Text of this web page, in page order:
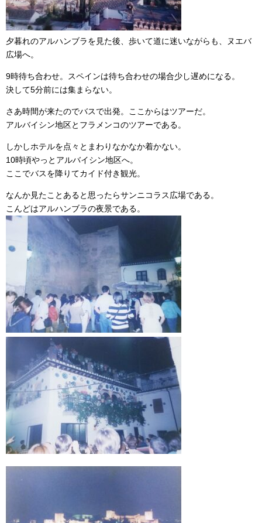
夕暮れのアルハンブラを見た後、歩いて道に迷いながらも、ヌエバ
広場へ。
9時待ち合わせ。スペインは待ち合わせの場合少し遅めになる。
決して5分前には集まらない。
さあ時間が来たのでバスで出発。ここからはツアーだ。
アルバイシン地区とフラメンコのツアーである。
しかしホテルを点々とまわりなかなか着かない。
10時頃やっとアルバイシン地区へ。
ここでバスを降りてカイド付き観光。
なんか見たことあると思ったらサンニコラス広場である。
こんどはアルハンブラの夜景である。